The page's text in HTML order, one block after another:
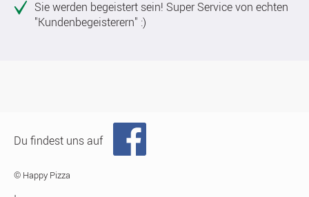
Sie werden begeistert sein! Super Service von echten
"Kundenbegeisterern" :)
Du findest uns auf
© Happy Pizza